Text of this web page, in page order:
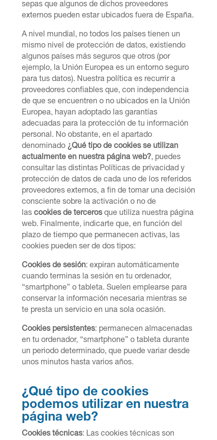
sepas que algunos de dichos proveedores
externos pueden estar ubicados fuera de España.
A nivel mundial, no todos los países tienen un
mismo nivel de protección de datos, existiendo
algunos países más seguros que otros (por
ejemplo, la Unión Europea es un entorno seguro
para tus datos). Nuestra política es recurrir a
proveedores confiables que, con independencia
de que se encuentren o no ubicados en la Unión
Europea, hayan adoptado las garantías
adecuadas para la protección de tu información
personal. No obstante, en el apartado
denominado ¿ Qué tipo de cookies se utilizan
actualmente en nuestra página web?, puedes
consultar las distintas Políticas de privacidad y
protección de datos de cada uno de los referidos
proveedores externos, a fin de tomar una decisión
consciente sobre la activación o no de
las cookies de terceros que utiliza nuestra página
web. Finalmente, indicarte que, en función del
plazo de tiempo que permanecen activas, las
cookies pueden ser de dos tipos:
Cookies de sesión: expiran automáticamente
cuando terminas la sesión en tu ordenador,
“smartphone” o tableta. Suelen emplearse para
conservar la información necesaria mientras se
te presta un servicio en una sola ocasión.
Cookies persistentes: permanecen almacenadas
en tu ordenador, “smartphone” o tableta durante
un periodo determinado, que puede variar desde
unos minutos hasta varios años.
¿Qué tipo de cookies
podemos utilizar en nuestra
página web?
Cookies técnicas: Las cookies técnicas son